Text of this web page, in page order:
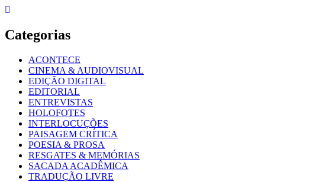
Skip
content
Categorias
ACONTECE
CINEMA & AUDIOVISUAL
EDIÇÃO DIGITAL
EDITORIAL
ENTREVISTAS
HOLOFOTES
INTERLOCUÇÕES
PAISAGEM CRÍTICA
POESIA & PROSA
RESGATES & MEMÓRIAS
SACADA ACADÊMICA
TRADUÇÃO LIVRE